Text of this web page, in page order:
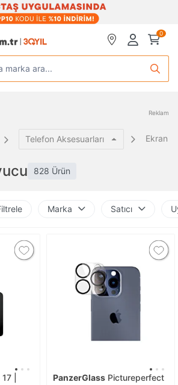
0
marka ara...
Reklam
Telefon Aksesuarları Ekran
828 Ürün
Marka Satıcı
|
PanzerGlass Pictureperfect